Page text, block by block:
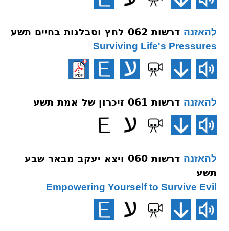
להאזנה דרשות 062 לחץ וסבלנות בחיים תשע
Surviving Life's Pressures
להאזנה דרשות 061 זיכרון של אמת תשע
להאזנה
דרשות 060 ויצא יעקב מבאר שבע
תשע
Empowering Yourself to Survive Evil